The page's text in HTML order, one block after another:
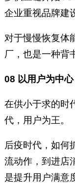
企业重视品牌建
对于慢慢恢复体
厂，也是一种背
08 以用户为中
在供小于求的时
代，用户为王。
后疫时代，如何
流动作，到进店
是提升用户满意